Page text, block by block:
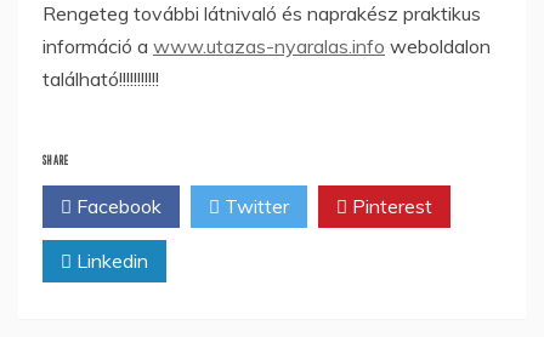
Rengeteg további látnivaló és naprakész praktikus
információ a www.utazas-nyaralas.info weboldalon
található!!!!!!!!!!!
SHARE
Facebook Twitter Pinterest
Linkedin